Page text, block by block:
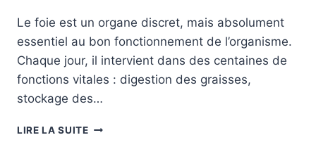
Le foie est un organe discret, mais absolument
essentiel au bon fonctionnement de l’organisme.
Chaque jour, il intervient dans des centaines de
fonctions vitales : digestion des graisses,
stockage des…
LIRE LA SUITE7